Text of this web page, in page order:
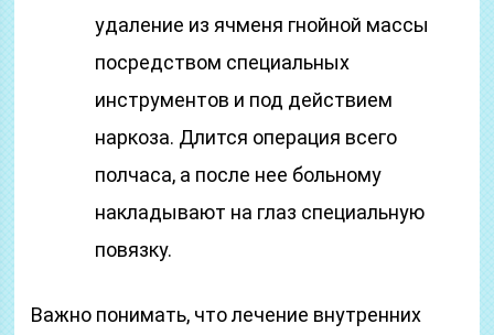
удаление из ячменя гнойной массы
посредством специальных
инструментов и под действием
наркоза. Длится операция всего
полчаса, а после нее больному
накладывают на глаз специальную
повязку.
Важно понимать, что лечение внутренних